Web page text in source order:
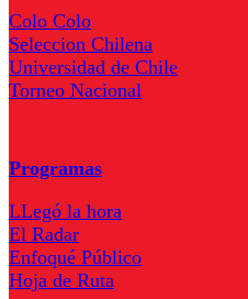
Colo Colo
Seleccion Chilena
Universidad de Chile
Torneo Nacional
Programas
LLegó la hora
El Radar
Enfoqué Público
Hoja de Ruta